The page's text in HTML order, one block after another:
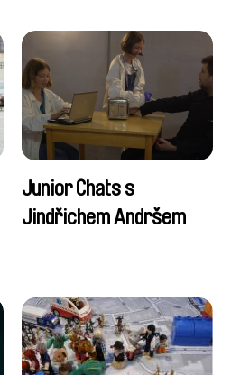
Junior Chats s
Jindřichem Andršem